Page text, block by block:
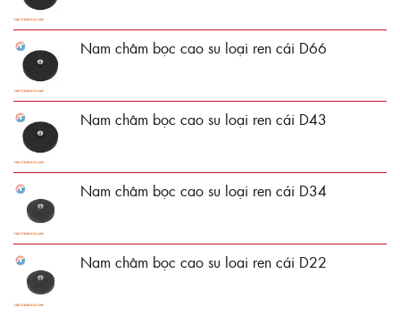
Nam châm bọc cao su loại ren cái D66
Nam châm bọc cao su loại ren cái D43
Nam châm bọc cao su loại ren cái D34
Nam châm bọc cao su loai ren cái D22